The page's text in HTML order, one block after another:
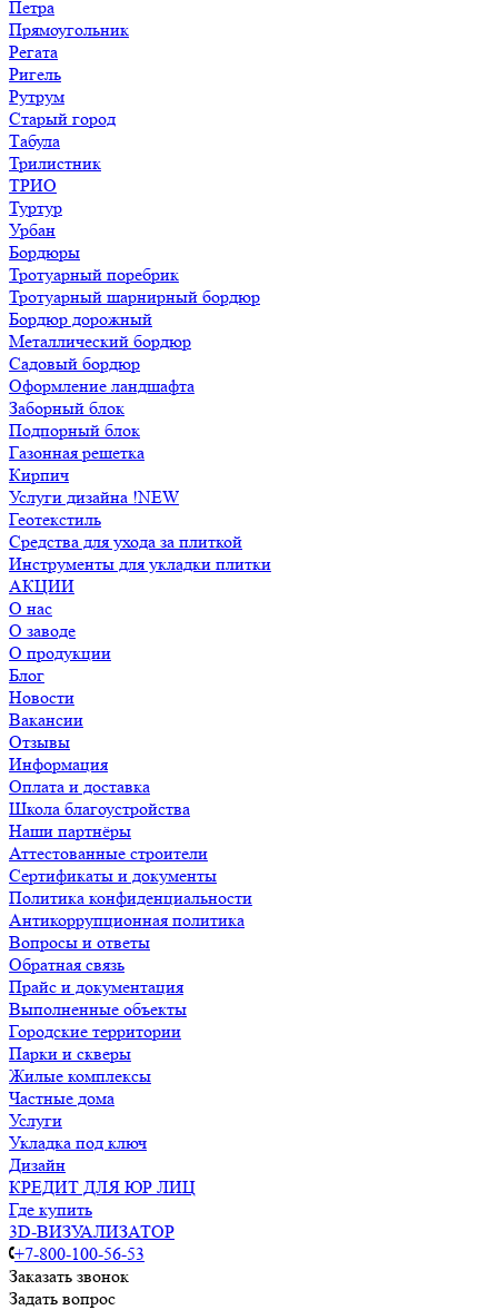
Петра
Прямоугольник
Регата
Ригель
Рутрум
Старый город
Табула
Трилистник
ТРИО
Туртур
Урбан
Бордюры
Тротуарный поребрик
Тротуарный шарнирный бордюр
Бордюр дорожный
Металлический бордюр
Садовый бордюр
Оформление ландшафта
Заборный блок
Подпорный блок
Газонная решетка
Кирпич
Услуги дизайна !NEW
Геотекстиль
Средства для ухода за плиткой
Инструменты для укладки плитки
АКЦИИ
О нас
О заводе
О продукции
Блог
Новости
Вакансии
Отзывы
Информация
Оплата и доставка
Школа благоустройства
Наши партнёры
Аттестованные строители
Сертификаты и документы
Политика конфиденциальности
Антикоррупционная политика
Вопросы и ответы
Обратная связь
Прайс и документация
Выполненные объекты
Городские территории
Парки и скверы
Жилые комплексы
Частные дома
Услуги
Укладка под ключ
Дизайн
КРЕДИТ ДЛЯ ЮР ЛИЦ
Где купить
3D-ВИЗУАЛИЗАТОР
+7-800-100-56-53
Заказать звонок
Задать вопрос